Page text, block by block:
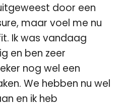
door een
maar voel me nu
Ik was vandaag
en ben zeer
nog wel een
We hebben nu wel
en ik heb